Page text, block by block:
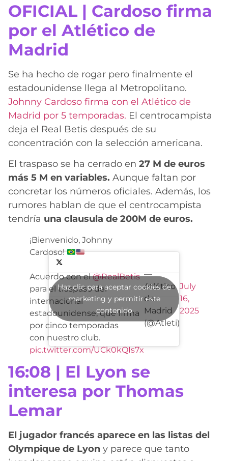
OFICIAL | Cardoso firma
por el Atlético de
Madrid
Se ha hecho de rogar pero finalmente el
estadounidense llega al Metropolitano.
Johnny Cardoso firma con el Atlético de
Madrid por 5 temporadas. El centrocampista
deja el Real Betis después de su
concentración con la selección americana.
El traspaso se ha cerrado en 27 M de euros
más 5 M en variables. Aunque faltan por
concretar los números oficiales. Además, los
rumores hablan de que el centrocampista
tendría una clausula de 200M de euros.
¡Bienvenido, Johnny
Cardoso!
Acuerdo con el@RealBetis
para el traspaso del
internacional
estadounidense, que firma
por cinco temporadas
con nuestro club.
pic.twitter.com/UCk0kQIs7x
—
Atlético
de
Madrid
(@Atleti)
July
16,
2025
Haz clic para aceptar cookies de
marketing y permitir este
contenido
16:08 | El Lyon se
interesa por Thomas
Lemar
El jugador francés aparece en las listas del
Olympique de Lyon y parece que tanto